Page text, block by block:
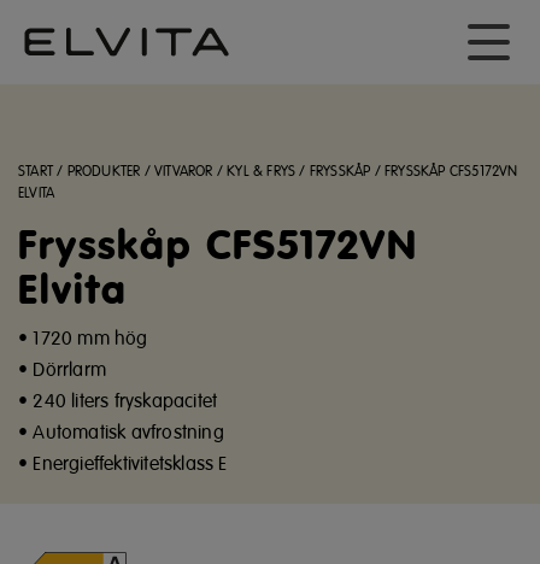
START / PRODUKTER /VITVAROR /KYL & FRYS / FRYSSKÅP /FRYSSKÅP CFS5172VN
ELVITA
Frysskåp CFS5172VN
Elvita
• 1720 mm hög
• Dörrlarm
• 240 liters fryskapacitet
• Automatisk avfrostning
• Energieffektivitetsklass E